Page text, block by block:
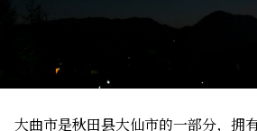
大曲市是秋田县大仙市的一部分，拥